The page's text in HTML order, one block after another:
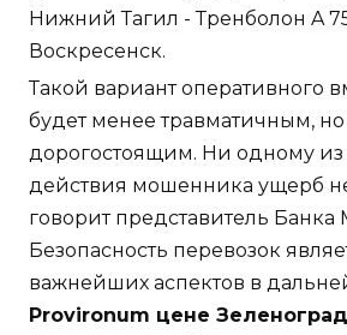
Нижний Тагил - Тренболон A
Воскресенск.
Такой вариант оперативного
будет менее травматичным,
дорогостоящим. Ни одному из
действия мошенника ущерб
говорит представитель Банка
Безопасность перевозок
важнейших аспектов в
Provironum цене Зеленоград